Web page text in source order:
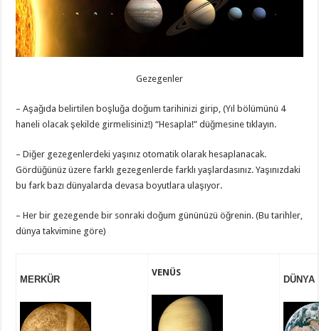
Gezegenler
– Aşağıda belirtilen boşluğa doğum tarihinizi girip, (Yıl bölümünü 4
haneli olacak şekilde girmelisiniz!) “Hesapla!” düğmesine tıklayın.
– Diğer gezegenlerdeki yaşınız otomatik olarak hesaplanacak.
Gördüğünüz üzere farklı gezegenlerde farklı yaşlardasınız. Yaşınızdaki
bu fark bazı dünyalarda devasa boyutlara ulaşıyor.
– Her bir gezegende bir sonraki doğum gününüzü öğrenin. (Bu tarihler,
dünya takvimine göre)
MERKÜR
VENÜS
DÜNYA